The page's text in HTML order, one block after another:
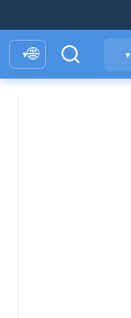
▼
🌐
▾